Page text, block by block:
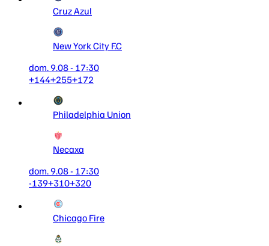
Cruz Azul
New York City F.C
dom. 9.08 - 17:30
+144+255+172
Philadelphia Union
Necaxa
dom. 9.08 - 17:30
-139+310+320
Chicago Fire